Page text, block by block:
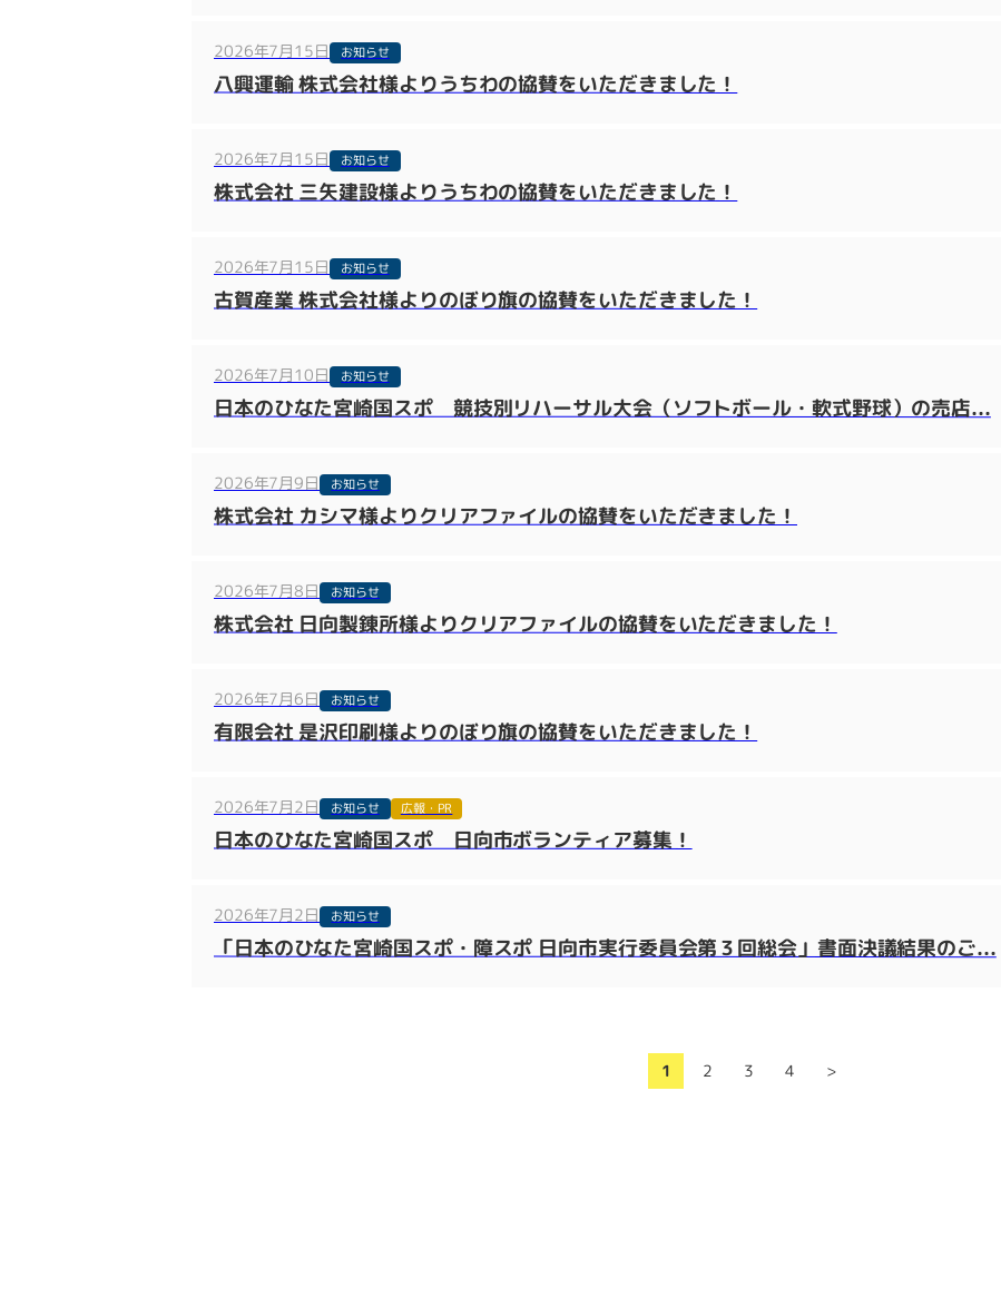
2026年7月15日 お知らせ
八興運輸 株式会社様よりうちわの協賛をいただきました！
2026年7月15日 お知らせ
株式会社 三矢建設様よりうちわの協賛をいただきました！
2026年7月15日 お知らせ
古賀産業 株式会社様よりのぼり旗の協賛をいただきました！
2026年7月10日 お知らせ
日本のひなた宮崎国スポ 競技別リハーサル大会（ソフトボール・軟式野球）の売店...
2026年7月9日 お知らせ
株式会社 カシマ様よりクリアファイルの協賛をいただきました！
2026年7月8日 お知らせ
株式会社 日向製錬所様よりクリアファイルの協賛をいただきました！
2026年7月6日 お知らせ
有限会社 是沢印刷様よりのぼり旗の協賛をいただきました！
2026年7月2日 お知らせ 広報・PR
日本のひなた宮崎国スポ 日向市ボランティア募集！
2026年7月2日 お知らせ
「日本のひなた宮崎国スポ・障スポ 日向市実行委員会第３回総会」書面決議結果のご...
1 2 3 4 >